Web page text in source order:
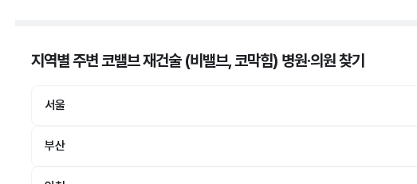
지역별 주변 코밸브 재건술 (비밸브, 코막힘) 병원·의원찾기
서울
부산